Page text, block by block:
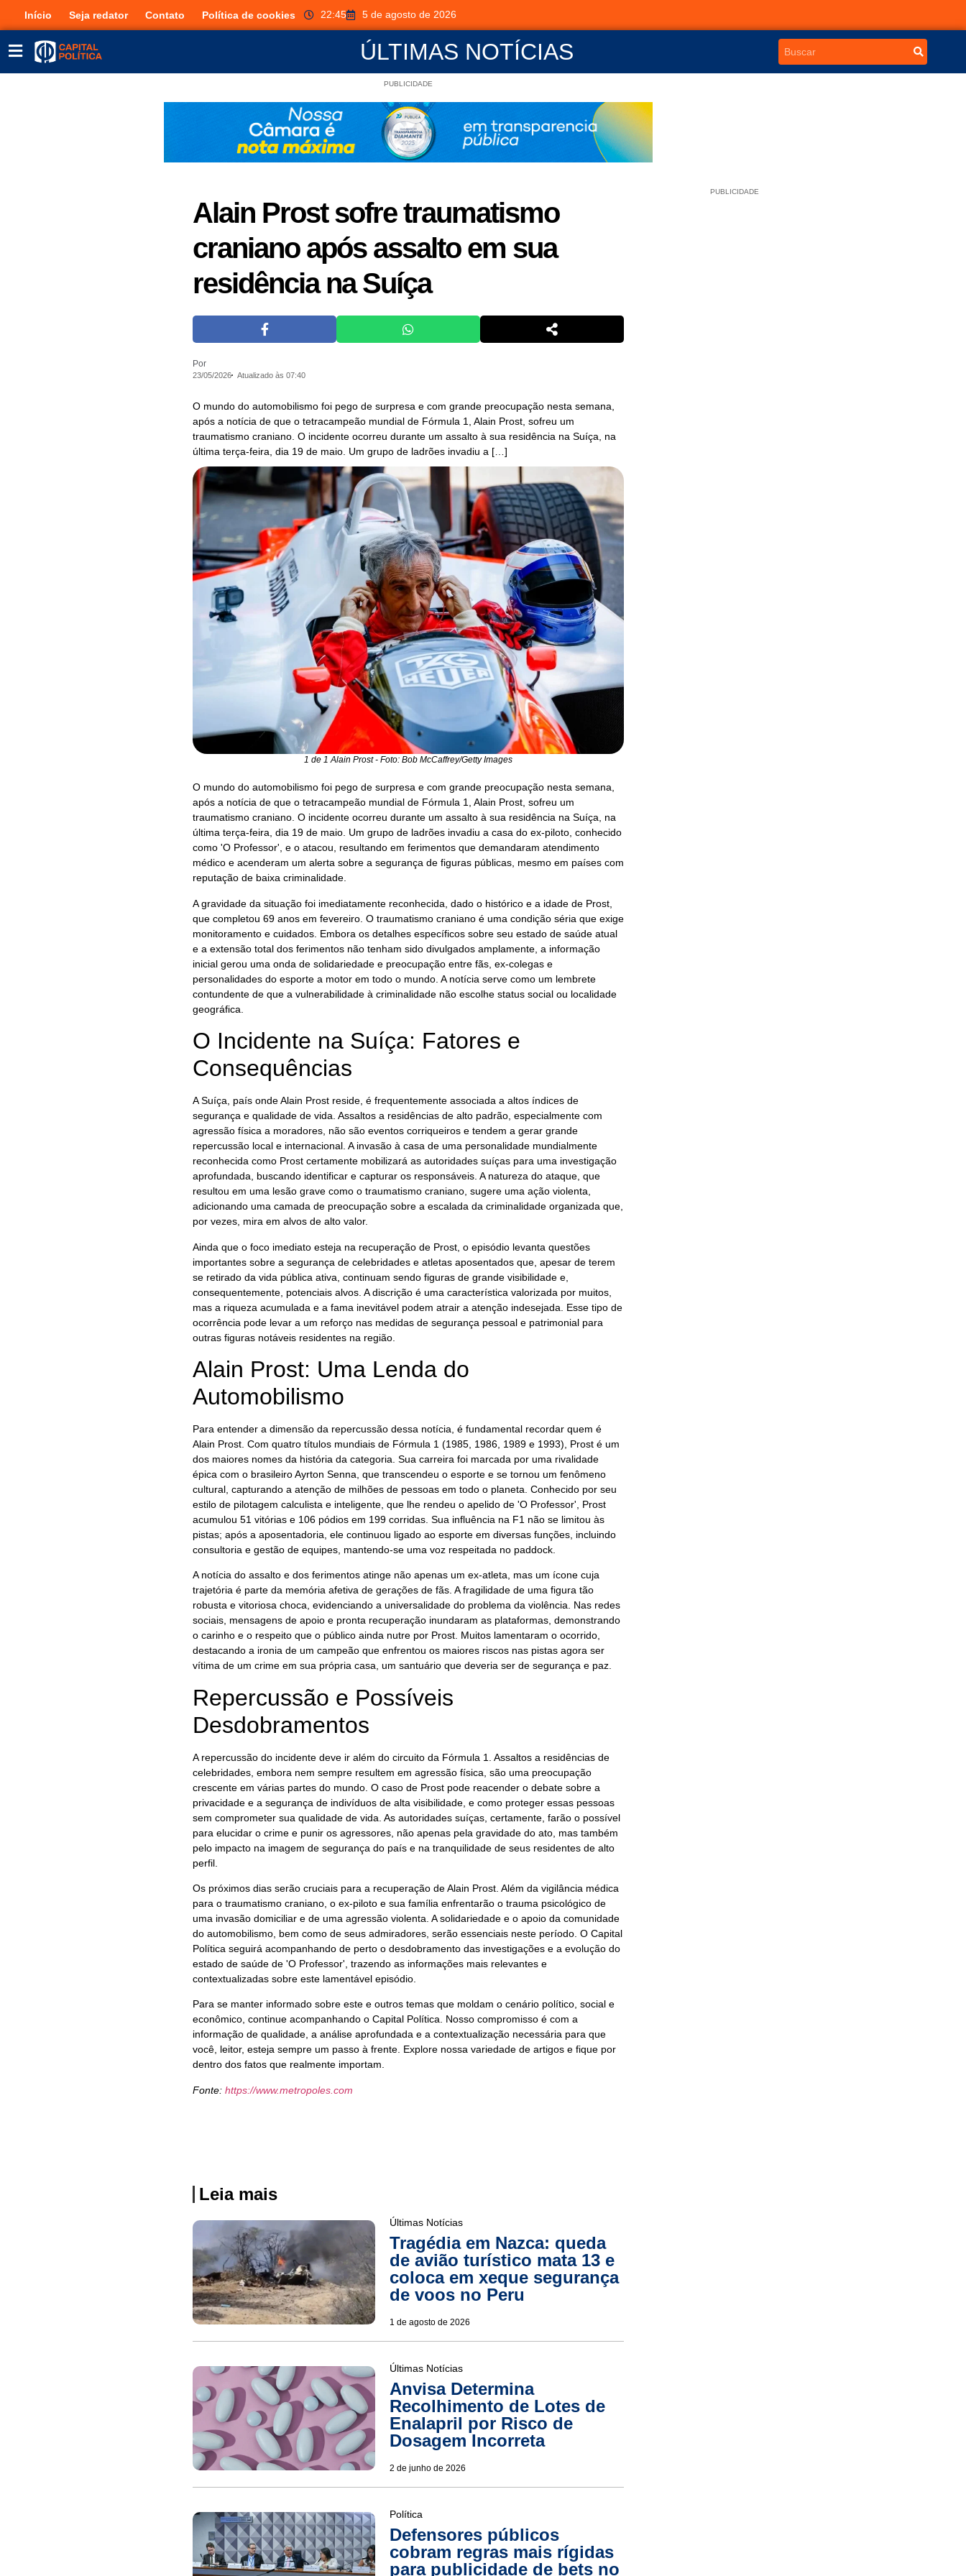
Início Seja redator Contato Política de cookies 22:45 5 de agosto de 2026
ÚLTIMAS NOTÍCIAS
PUBLICIDADE
Alain Prost sofre traumatismo
craniano após assalto em sua
residência na Suíça
Por
23/05/2026 Atualizado às 07:40
O mundo do automobilismo foi pego de surpresa e com grande preocupação nesta semana,
após a notícia de que o tetracampeão mundial de Fórmula 1, Alain Prost, sofreu um
traumatismo craniano. O incidente ocorreu durante um assalto à sua residência na Suíça, na
última terça-feira, dia 19 de maio. Um grupo de ladrões invadiu a […]
1 de 1 Alain Prost - Foto: Bob McCaffrey/Getty Images
O mundo do automobilismo foi pego de surpresa e com grande preocupação nesta semana,
após a notícia de que o tetracampeão mundial de Fórmula 1, Alain Prost, sofreu um
traumatismo craniano. O incidente ocorreu durante um assalto à sua residência na Suíça, na
última terça-feira, dia 19 de maio. Um grupo de ladrões invadiu a casa do ex-piloto, conhecido
como 'O Professor', e o atacou, resultando em ferimentos que demandaram atendimento
médico e acenderam um alerta sobre a segurança de figuras públicas, mesmo em países com
reputação de baixa criminalidade.
A gravidade da situação foi imediatamente reconhecida, dado o histórico e a idade de Prost,
que completou 69 anos em fevereiro. O traumatismo craniano é uma condição séria que exige
monitoramento e cuidados. Embora os detalhes específicos sobre seu estado de saúde atual
e a extensão total dos ferimentos não tenham sido divulgados amplamente, a informação
inicial gerou uma onda de solidariedade e preocupação entre fãs, ex-colegas e
personalidades do esporte a motor em todo o mundo. A notícia serve como um lembrete
contundente de que a vulnerabilidade à criminalidade não escolhe status social ou localidade
geográfica.
O Incidente na Suíça: Fatores e
Consequências
A Suíça, país onde Alain Prost reside, é frequentemente associada a altos índices de
segurança e qualidade de vida. Assaltos a residências de alto padrão, especialmente com
agressão física a moradores, não são eventos corriqueiros e tendem a gerar grande
repercussão local e internacional. A invasão à casa de uma personalidade mundialmente
reconhecida como Prost certamente mobilizará as autoridades suíças para uma investigação
aprofundada, buscando identificar e capturar os responsáveis. A natureza do ataque, que
resultou em uma lesão grave como o traumatismo craniano, sugere uma ação violenta,
adicionando uma camada de preocupação sobre a escalada da criminalidade organizada que,
por vezes, mira em alvos de alto valor.
Ainda que o foco imediato esteja na recuperação de Prost, o episódio levanta questões
importantes sobre a segurança de celebridades e atletas aposentados que, apesar de terem
se retirado da vida pública ativa, continuam sendo figuras de grande visibilidade e,
consequentemente, potenciais alvos. A discrição é uma característica valorizada por muitos,
mas a riqueza acumulada e a fama inevitável podem atrair a atenção indesejada. Esse tipo de
ocorrência pode levar a um reforço nas medidas de segurança pessoal e patrimonial para
outras figuras notáveis residentes na região.
Alain Prost: Uma Lenda do
Automobilismo
Para entender a dimensão da repercussão dessa notícia, é fundamental recordar quem é
Alain Prost. Com quatro títulos mundiais de Fórmula 1 (1985, 1986, 1989 e 1993), Prost é um
dos maiores nomes da história da categoria. Sua carreira foi marcada por uma rivalidade
épica com o brasileiro Ayrton Senna, que transcendeu o esporte e se tornou um fenômeno
cultural, capturando a atenção de milhões de pessoas em todo o planeta. Conhecido por seu
estilo de pilotagem calculista e inteligente, que lhe rendeu o apelido de 'O Professor', Prost
acumulou 51 vitórias e 106 pódios em 199 corridas. Sua influência na F1 não se limitou às
pistas; após a aposentadoria, ele continuou ligado ao esporte em diversas funções, incluindo
consultoria e gestão de equipes, mantendo-se uma voz respeitada no paddock.
A notícia do assalto e dos ferimentos atinge não apenas um ex-atleta, mas um ícone cuja
trajetória é parte da memória afetiva de gerações de fãs. A fragilidade de uma figura tão
robusta e vitoriosa choca, evidenciando a universalidade do problema da violência. Nas redes
sociais, mensagens de apoio e pronta recuperação inundaram as plataformas, demonstrando
o carinho e o respeito que o público ainda nutre por Prost. Muitos lamentaram o ocorrido,
destacando a ironia de um campeão que enfrentou os maiores riscos nas pistas agora ser
vítima de um crime em sua própria casa, um santuário que deveria ser de segurança e paz.
Repercussão e Possíveis
Desdobramentos
A repercussão do incidente deve ir além do circuito da Fórmula 1. Assaltos a residências de
celebridades, embora nem sempre resultem em agressão física, são uma preocupação
crescente em várias partes do mundo. O caso de Prost pode reacender o debate sobre a
privacidade e a segurança de indivíduos de alta visibilidade, e como proteger essas pessoas
sem comprometer sua qualidade de vida. As autoridades suíças, certamente, farão o possível
para elucidar o crime e punir os agressores, não apenas pela gravidade do ato, mas também
pelo impacto na imagem de segurança do país e na tranquilidade de seus residentes de alto
perfil.
Os próximos dias serão cruciais para a recuperação de Alain Prost. Além da vigilância médica
para o traumatismo craniano, o ex-piloto e sua família enfrentarão o trauma psicológico de
uma invasão domiciliar e de uma agressão violenta. A solidariedade e o apoio da comunidade
do automobilismo, bem como de seus admiradores, serão essenciais neste período. O Capital
Política seguirá acompanhando de perto o desdobramento das investigações e a evolução do
estado de saúde de 'O Professor', trazendo as informações mais relevantes e
contextualizadas sobre este lamentável episódio.
Para se manter informado sobre este e outros temas que moldam o cenário político, social e
econômico, continue acompanhando o Capital Política. Nosso compromisso é com a
informação de qualidade, a análise aprofundada e a contextualização necessária para que
você, leitor, esteja sempre um passo à frente. Explore nossa variedade de artigos e fique por
dentro dos fatos que realmente importam.
Fonte: https://www.metropoles.com
Leia mais
Últimas Notícias
Tragédia em Nazca: queda
de avião turístico mata 13 e
coloca em xeque segurança
de voos no Peru
1 de agosto de 2026
Últimas Notícias
Anvisa Determina
Recolhimento de Lotes de
Enalapril por Risco de
Dosagem Incorreta
2 de junho de 2026
Política
Defensores públicos
cobram regras mais rígidas
para publicidade de bets no
PUBLICIDADE